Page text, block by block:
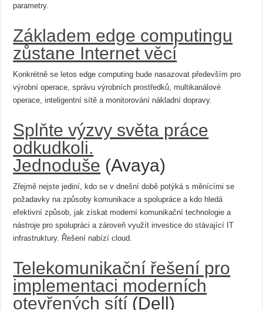
parametry.
Základem edge computingu
zůstane Internet věcí
Konkrétně se letos edge computing bude nasazovat především pro
výrobní operace, správu výrobních prostředků, multikanálové
operace, inteligentní sítě a monitorování nákladní dopravy.
Splňte výzvy světa práce
odkudkoli.
Jednoduše (Avaya)
Zřejmě nejste jediní, kdo se v dnešní době potýká s měnícími se
požadavky na způsoby komunikace a spolupráce a kdo hledá
efektivní způsob, jak získat moderní komunikační technologie a
nástroje pro spolupráci a zároveň využít investice do stávající IT
infrastruktury. Řešení nabízí cloud.
Telekomunikační řešení pro
implementaci moderních
otevřených sítí (Dell)